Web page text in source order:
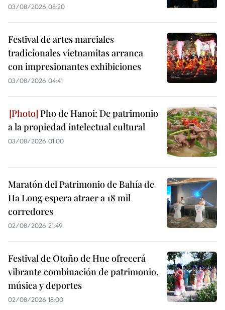
03/08/2026 08:20
Festival de artes marciales
tradicionales vietnamitas arranca
con impresionantes exhibiciones
03/08/2026 04:41
Pho de Hanoi: De patrimonio
a la propiedad intelectual cultural
03/08/2026 01:00
Maratón del Patrimonio de Bahía de
Ha Long espera atraer a 18 mil
corredores
02/08/2026 21:49
Festival de Otoño de Hue ofrecerá
vibrante combinación de patrimonio,
música y deportes
02/08/2026 18:00